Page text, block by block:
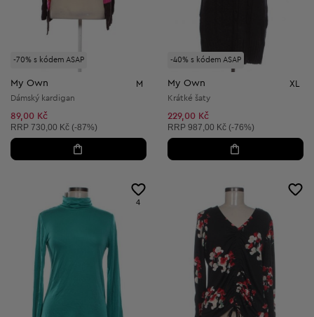
-70% s kódem ASAP
My Own M
Dámský kardigan
89,00 Kč
Doporučená cena:
RRP 730,00 Kč (-87%)
-40% s kódem ASAP
My Own XL
Krátké šaty
229,00 Kč
Doporučená cena:
RRP 987,00 Kč (-76%)
4